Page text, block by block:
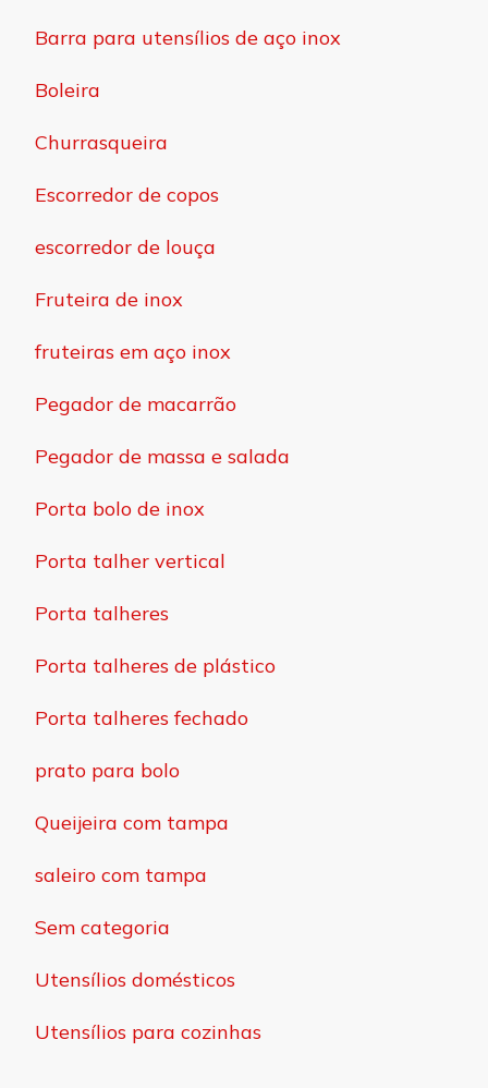
Barra para utensílios de aço inox
Boleira
Churrasqueira
Escorredor de copos
escorredor de louça
Fruteira de inox
fruteiras em aço inox
Pegador de macarrão
Pegador de massa e salada
Porta bolo de inox
Porta talher vertical
Porta talheres
Porta talheres de plástico
Porta talheres fechado
prato para bolo
Queijeira com tampa
saleiro com tampa
Sem categoria
Utensílios domésticos
Utensílios para cozinhas